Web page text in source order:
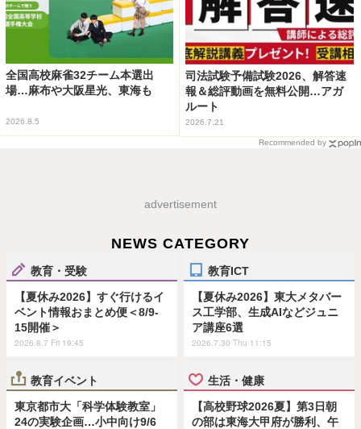
全国高校麻雀32チーム本選出
場…麻布や大阪星光、東海も
2026.8.5
司法試験予備試験2026、解答速
報＆総評動画を無料公開…アガ
ルート
2026.7.21
Recommended by
advertisement
NEWS CATEGORY
教育・受験
【夏休み2026】すぐ行けるイ
ベント情報おまとめ便＜8/9-
15開催＞
2026.8.7 Fri 19:45
教育ICT
【夏休み2026】東大メタバー
ス工学部、生成AIなどジュニ
ア講座6選
2026.7.30 Thu 11:15
教育イベント
東京都市大「科学体験教室」
24の実験企画…小中向け9/6
生活・健康
【高校野球2026夏】第3日朝
の部は東海大甲府が勝利、午